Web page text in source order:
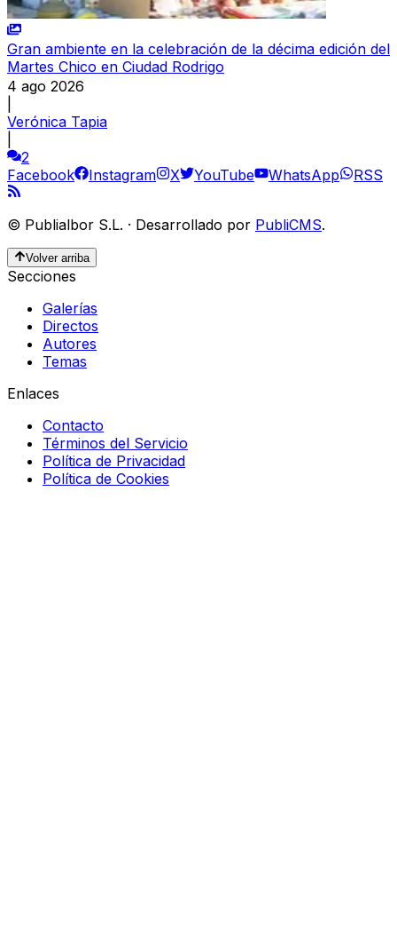
Gran ambiente en la celebración de la décima edición del
Martes Chico en Ciudad Rodrigo
4 ago 2026
Verónica Tapia
2
Facebook
Instagram X YouTube WhatsApp RSS
© Publialbor S.L. · Desarrollado por PubliCMS.
Volver arriba
Secciones
Galerías
Directos
Autores
Temas
Enlaces
Contacto
Términos del Servicio
Política de Privacidad
Política de Cookies